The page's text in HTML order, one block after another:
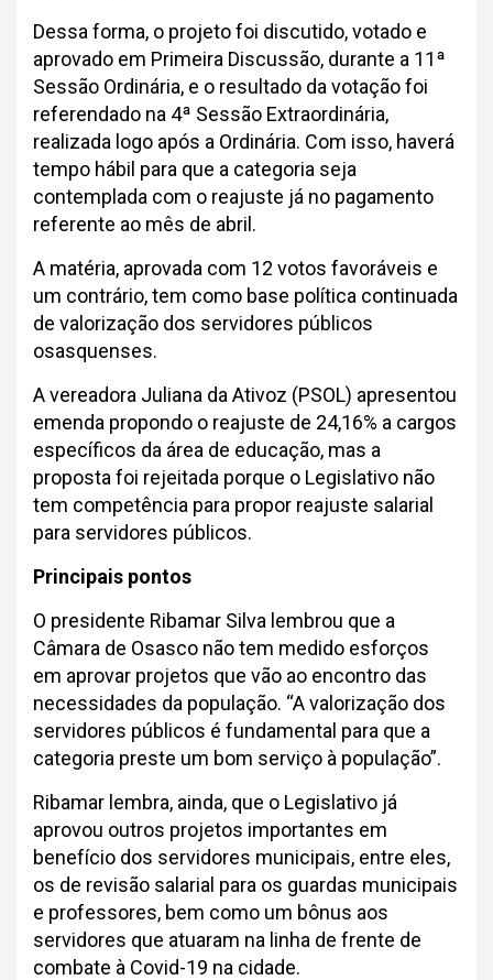
Dessa forma, o projeto foi discutido, votado e
aprovado em Primeira Discussão, durante a 11ª
Sessão Ordinária, e o resultado da votação foi
referendado na 4ª Sessão Extraordinária,
realizada logo após a Ordinária. Com isso, haverá
tempo hábil para que a categoria seja
contemplada com o reajuste já no pagamento
referente ao mês de abril.
A matéria, aprovada com 12 votos favoráveis e
um contrário, tem como base política continuada
de valorização dos servidores públicos
osasquenses.
A vereadora Juliana da Ativoz (PSOL) apresentou
emenda propondo o reajuste de 24,16% a cargos
específicos da área de educação, mas a
proposta foi rejeitada porque o Legislativo não
tem competência para propor reajuste salarial
para servidores públicos.
Principais pontos
O presidente Ribamar Silva lembrou que a
Câmara de Osasco não tem medido esforços
em aprovar projetos que vão ao encontro das
necessidades da população. “A valorização dos
servidores públicos é fundamental para que a
categoria preste um bom serviço à população”.
Ribamar lembra, ainda, que o Legislativo já
aprovou outros projetos importantes em
benefício dos servidores municipais, entre eles,
os de revisão salarial para os guardas municipais
e professores, bem como um bônus aos
servidores que atuaram na linha de frente de
combate à Covid-19 na cidade.